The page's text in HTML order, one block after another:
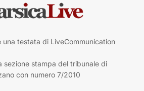
una testata di LiveCommunication
sezione stampa del tribunale di
con numero 7/2010